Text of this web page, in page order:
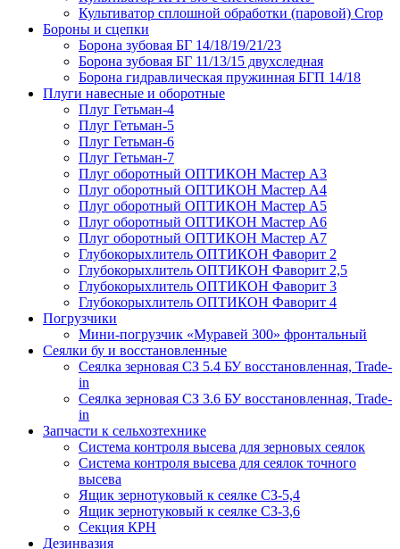
Культиватор сплошной обработки (паровой) Crop
Бороны и сцепки
Борона зубовая БГ 14/18/19/21/23
Борона зубовая БГ 11/13/15 двухследная
Борона гидравлическая пружинная БГП 14/18
Плуги навесные и оборотные
Плуг Гетьман-4
Плуг Гетьман-5
Плуг Гетьман-6
Плуг Гетьман-7
Плуг оборотный ОПТИКОН Мастер А3
Плуг оборотный ОПТИКОН Мастер А4
Плуг оборотный ОПТИКОН Мастер А5
Плуг оборотный ОПТИКОН Мастер А6
Плуг оборотный ОПТИКОН Мастер А7
Глубокорыхлитель ОПТИКОН Фаворит 2
Глубокорыхлитель ОПТИКОН Фаворит 2,5
Глубокорыхлитель ОПТИКОН Фаворит 3
Глубокорыхлитель ОПТИКОН Фаворит 4
Погрузчики
Мини-погрузчик «Муравей 300» фронтальный
Сеялки бу и восстановленные
Сеялка зерновая СЗ 5.4 БУ восстановленная, Trade-
in
Сеялка зерновая СЗ 3.6 БУ восстановленная, Trade-
in
Запчасти к сельхозтехнике
Система контроля высева для зерновых сеялок
Система контроля высева для сеялок точного
высева
Ящик зернотуковый к сеялке СЗ-5,4
Ящик зернотуковый к сеялке СЗ-3,6
Секция КРН
Дезинвазия